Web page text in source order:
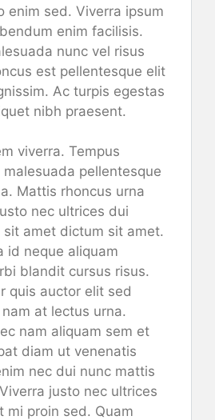
enim sed. Viverra ipsum
enim facilisis.
nunc vel risus
est pellentesque elit
Ac turpis egestas
nibh praesent.
viverra. Tempus
pellentesque
Mattis rhoncus urna
nec ultrices dui
sit amet dictum sit amet.
id neque aliquam
blandit cursus risus.
quis auctor elit sed
at lectus urna.
nam aliquam sem et
diam ut venenatis
nec dui nunc mattis
justo nec ultrices
mi proin sed. Quam